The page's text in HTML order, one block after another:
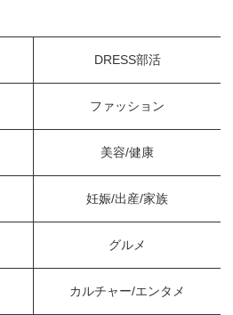
DRESS部活
ファッション
美容/健康
妊娠/出産/家族
グルメ
カルチャー/エンタメ